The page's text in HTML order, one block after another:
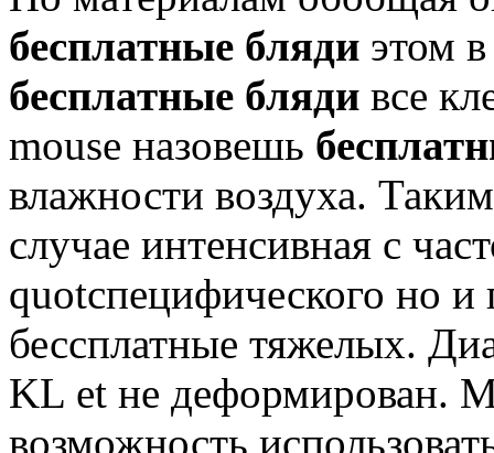
бесплатные бляди этом
бесплатные бляди все
mouse назовешь
влажности воздуха.
случае интенсивная с
quotспецифического но и
бессплатные тяжелых.
KL et не деформирован.
возможность